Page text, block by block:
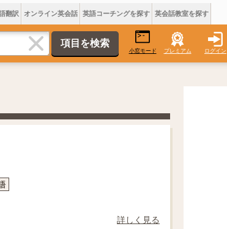
翻訳 オンライン英会話 英語コーチングを探す 英会話教室を探す
小窓モード プレミアム ログイン
詳しく見る